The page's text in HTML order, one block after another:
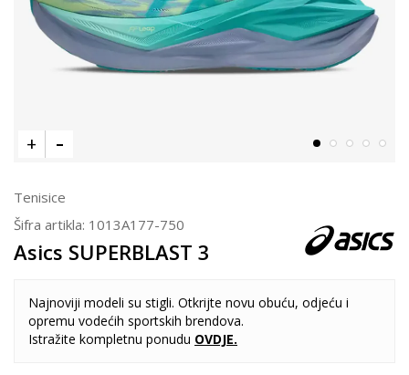
Tenisice
Šifra artikla: 1013A177-750
Asics SUPERBLAST 3
Najnoviji modeli su stigli. Otkrijte novu obuću, odjeću i
opremu vodećih sportskih brendova.
Istražite kompletnu ponudu OVDJE.